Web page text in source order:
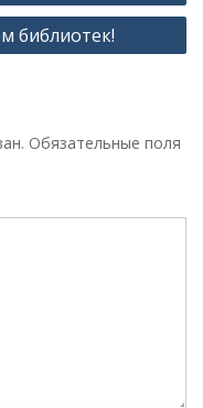
библиотек!
Обязательные поля